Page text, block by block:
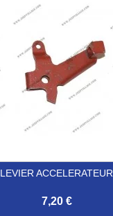
LEVIER ACCELERATEUR
7,20 €